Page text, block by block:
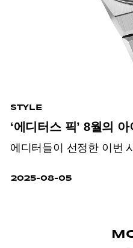
STYLE
‘에디터스 픽’ 8월의 아
에디터들이 선정한 이번
2025-08-05